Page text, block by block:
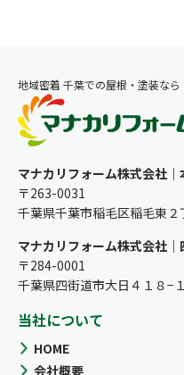
地域密着 千葉での屋根・塗装なら
マナカリフォーム株式会社｜
〒263-0031
千葉県千葉市稲毛区稲毛東２
マナカリフォーム株式会社｜
〒284-0001
千葉県四街道市大日４１８−
当社について
HOME
会社概要